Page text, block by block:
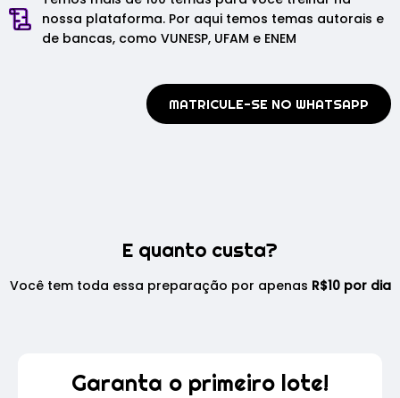
nossa plataforma. Por aqui temos temas autorais e
de bancas, como VUNESP, UFAM e ENEM
MATRICULE-SE NO WHATSAPP
E quanto custa?
Você tem toda essa preparação por apenas R$10 por dia
Garanta o primeiro lote!